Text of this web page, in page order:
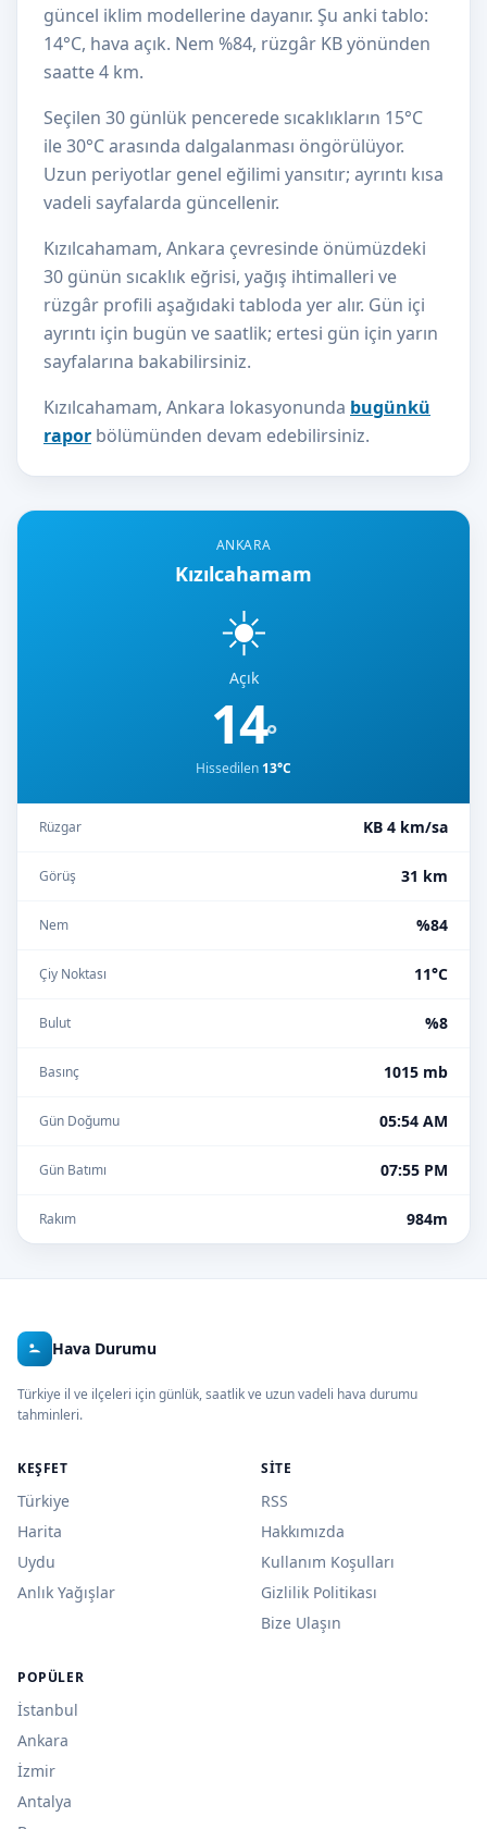
ANKARA
Kızılcahamam
☀️
Açık
14°
Hissedilen 13°C
Rüzgar KB 4 km/sa
Görüş 31 km
Nem %84
Çiy Noktası 11°C
Bulut %8
Basınç 1015 mb
Gün Doğumu 05:54 AM
Gün Batımı 07:55 PM
Rakım 984m
güncel iklim modellerine dayanır. Şu anki tablo:
14°C, hava açık. Nem %84, rüzgâr KB yönünden
saatte 4 km.
Seçilen 30 günlük pencerede sıcaklıkların 15°C
ile 30°C arasında dalgalanması öngörülüyor.
Uzun periyotlar genel eğilimi yansıtır; ayrıntı kısa
vadeli sayfalarda güncellenir.
Kızılcahamam, Ankara çevresinde önümüzdeki
30 günün sıcaklık eğrisi, yağış ihtimalleri ve
rüzgâr profili aşağıdaki tabloda yer alır. Gün içi
ayrıntı için bugün ve saatlik; ertesi gün için yarın
sayfalarına bakabilirsiniz.
Kızılcahamam, Ankara lokasyonunda bugünkü
rapor bölümünden devam edebilirsiniz.
Hava Durumu
Türkiye il ve ilçeleri için günlük, saatlik ve uzun vadeli hava durumu
tahminleri.
KEŞFET
Türkiye
Harita
Uydu
Anlık Yağışlar
SITE
RSS
Hakkımızda
Kullanım Koşulları
Gizlilik Politikası
Bize Ulaşın
POPÜLER
İstanbul
Ankara
İzmir
Antalya